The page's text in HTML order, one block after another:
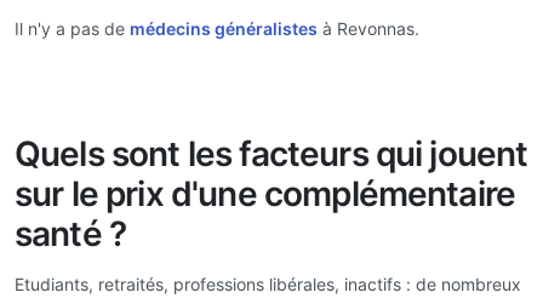
Il n'y a pas de médecins généralistes à Revonnas.
Quels sont les facteurs qui jouent
sur le prix d'une complémentaire
santé ?
Etudiants, retraités, professions libérales, inactifs : de nombreux